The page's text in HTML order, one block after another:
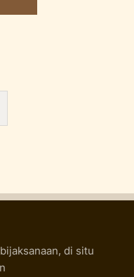
di situ